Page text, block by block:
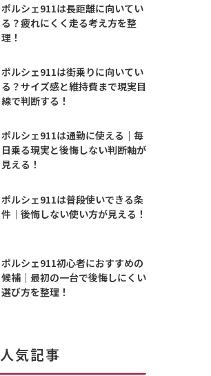
ポルシェ911は長距離に向いてい
る？疲れにくく走る考え方を整
理！
ポルシェ911は街乗りに向いてい
る？サイズ感と維持費まで現実目
線で判断する！
ポルシェ911は通勤に使える｜毎
日乗る現実と後悔しない判断軸が
見える！
ポルシェ911は普段使いできる条
件｜後悔しない使い方が見える！
ポルシェ911初心者におすすめの
候補｜最初の一台で後悔しにくい
選び方を整理！
人気記事